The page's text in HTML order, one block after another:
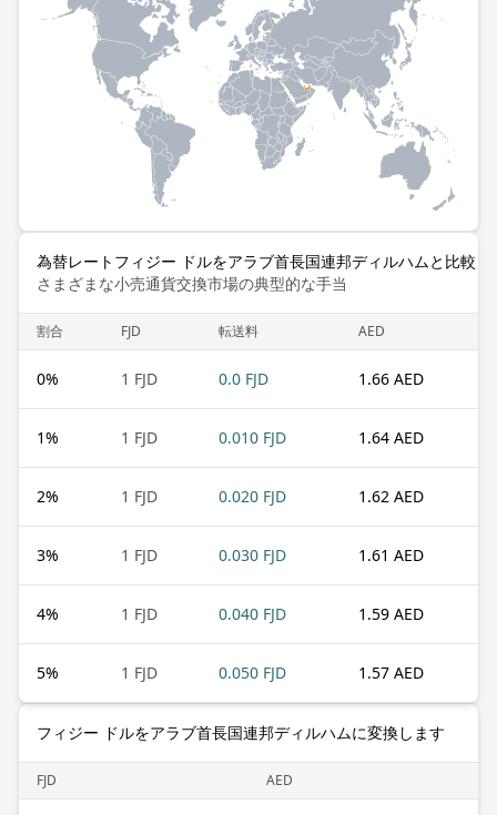
為替レートフィジー ドルをアラブ首長国連邦ディルハムと比較し
さまざまな小売通貨交換市場の典型的な手当
割合 FJD 転送料 AED
0% 1 FJD 0.0 FJD 1.66 AED
1% 1 FJD 0.010 FJD 1.64 AED
2% 1 FJD 0.020 FJD 1.62 AED
3% 1 FJD 0.030 FJD 1.61 AED
4% 1 FJD 0.040 FJD 1.59 AED
5% 1 FJD 0.050 FJD 1.57 AED
フィジー ドルをアラブ首長国連邦ディルハムに変換します
FJD AED